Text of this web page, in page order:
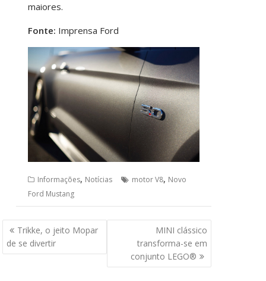
maiores.
Fonte: Imprensa Ford
Informações, Notícias motor V8, Novo
Ford Mustang
Navegação
de
Post
Trikke, o jeito Mopar
de se divertir
MINI clássico
transforma-se em
conjunto LEGO®